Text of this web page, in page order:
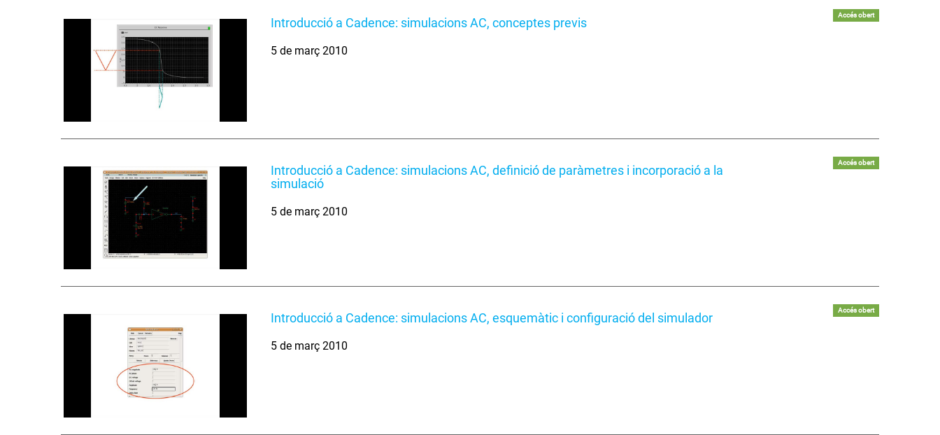
Introducció a Cadence: simulacions AC, conceptes previs
Accés obert
5 de març 2010
Introducció a Cadence: simulacions AC, definició de paràmetres i incorporació a la
simulació
Accés obert
5 de març 2010
Introducció a Cadence: simulacions AC, esquemàtic i configuració del simulador
Accés obert
5 de març 2010